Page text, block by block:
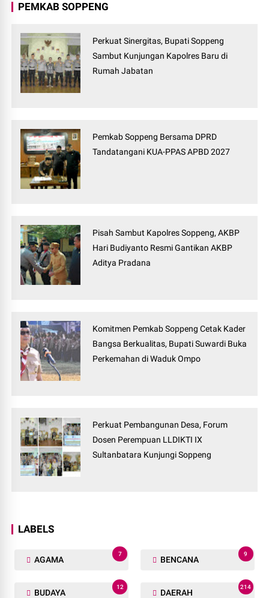
PEMKAB SOPPENG
Perkuat Sinergitas, Bupati Soppeng
Sambut Kunjungan Kapolres Baru di
Rumah Jabatan
Pemkab Soppeng Bersama DPRD
Tandatangani KUA-PPAS APBD 2027
Pisah Sambut Kapolres Soppeng, AKBP
Hari Budiyanto Resmi Gantikan AKBP
Aditya Pradana
Komitmen Pemkab Soppeng Cetak Kader
Bangsa Berkualitas, Bupati Suwardi Buka
Perkemahan di Waduk Ompo
Perkuat Pembangunan Desa, Forum
Dosen Perempuan LLDIKTI IX
Sultanbatara Kunjungi Soppeng
LABELS
AGAMA
7
BENCANA
9
BUDAYA
12
DAERAH
214